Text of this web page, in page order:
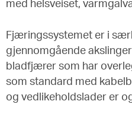
med helsveiset,
Fjæringssystemet er i
gjennomgående
bladfjærer som har
som standard med
og vedlikeholdslader er